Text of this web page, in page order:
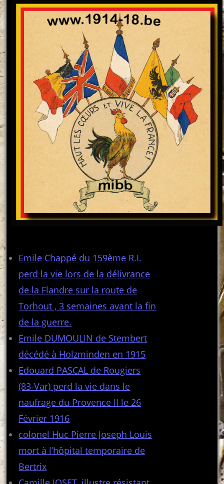
Emile Chappé du 159ème R.I.
perd la vie lors de la délivrance
de la Flandre sur la route de
Torhout , 3 semaines avant la fin
de la guerre.
Emile DUMOULIN de Stembert
décédé à Holzminden en 1915
Edouard PASCAL de Rougiers
(83-Var) perd la vie dans le
naufrage du Provence II le 26
Février 1916
colonel Huc Pierre Joseph Louis
mort à l’hôpital temporaire de
Bertrix